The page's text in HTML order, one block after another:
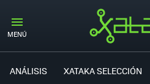
MENÚ
ANÁLISIS XATAKA SELECCIÓN